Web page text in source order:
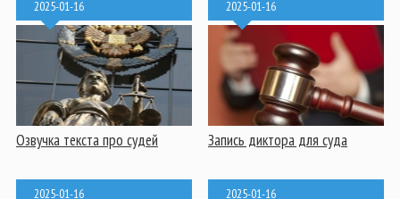
2025-01-16
Озвучка текста про судей
2025-01-16
Запись диктора для суда
2025-01-16 2025-01-16